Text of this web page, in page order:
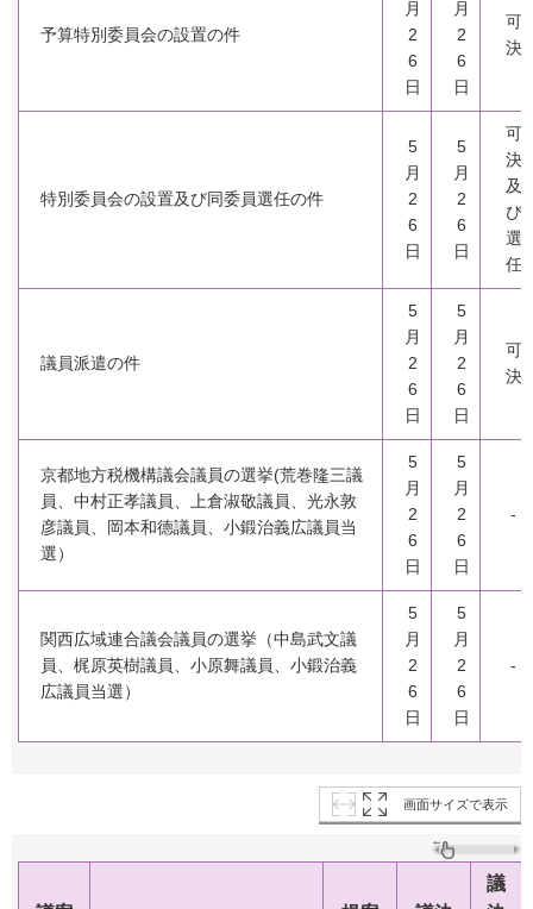
予算特別委員会の設置の件
月
2
6
日
月
2
6
日
可
決
特別委員会の設置及び同委員選任の件
5
月
2
6
日
5
月
2
6
日
可
決
及
び
選
任
議員派遣の件
5
月
2
6
日
5
月
2
6
日
可
決
京都地方税機構議会議員の選挙(荒巻隆三議
員、中村正孝議員、上倉淑敬議員、光永敦
彦議員、岡本和德議員、小鍛治義広議員当
選）
5
月
2
6
日
5
月
2
6
日
-
関西広域連合議会議員の選挙（中島武文議
員、梶原英樹議員、小原舞議員、小鍛治義
広議員当選）
5
月
2
6
日
5
月
2
6
日
-
画面サイズで表示
議